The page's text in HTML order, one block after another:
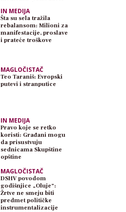
IN MEDIJA
Šta su sela tražila
rebalansom: Milioni za
manifestacije, proslave
i prateće troškove
MAGLOČISTAČ
Teo Taraniš: Evropski
putevi i stranputice
IN MEDIJA
Pravo koje se retko
koristi: Građani mogu
da prisustvuju
sednicama Skupštine
opštine
MAGLOČISTAČ
DSHV povodom
godišnjice „Oluje“:
Žrtve ne smeju biti
predmet političke
instrumentalizacije